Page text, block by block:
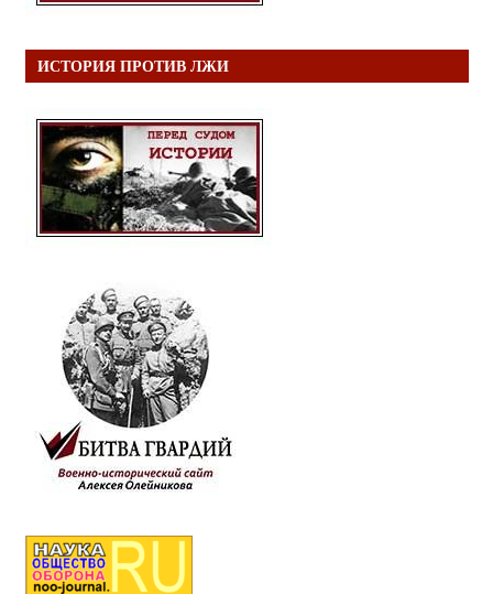
ИСТОРИЯ ПРОТИВ ЛЖИ